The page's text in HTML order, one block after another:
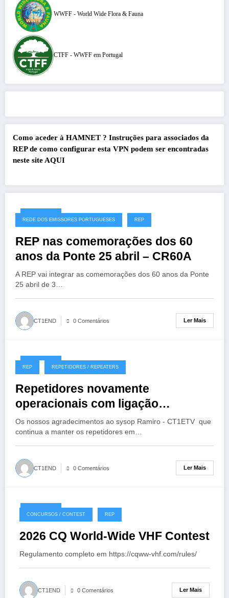
WWFF - World Wide Flora & Fauna
CTFF - WWFF em Portugal
Como aceder à HAMNET ? Instruções para associados da
REP de como configurar esta VPN podem ser encontradas
neste site AQUI
27/07/2026
REDE DOS EMISSORES PORTUGUESES REP
REP nas comemorações dos 60
anos da Ponte 25 abril – CR60A
A REP vai integrar as comemorações dos 60 anos da Ponte
25 abril de 3…
CT1END 0 Comentários Ler Mais
19/07/2026
REP REPETIDORES / REPEATERS
Repetidores novamente
operacionais com ligação
EchoLink
Os nossos agradecimentos ao sysop Ramiro - CT1ETV que
continua a manter os repetidores em…
CT1END 0 Comentários Ler Mais
18/07/2026
CONCURSOS / CONTEST REP
2026 CQ World-Wide VHF Contest
Regulamento completo em https://cqww-vhf.com/rules/
CT1END 0 Comentários Ler Mais